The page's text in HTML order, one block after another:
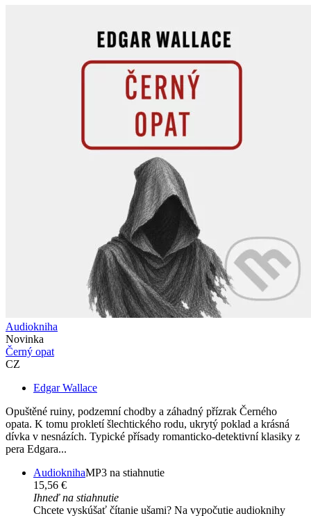
Audiokniha
Novinka
Černý opat
CZ
Edgar Wallace
Opuštěné ruiny, podzemní chodby a záhadný přízrak Černého
opata. K tomu prokletí šlechtického rodu, ukrytý poklad a krásná
dívka v nesnázích. Typické přísady romanticko-detektivní klasiky z
pera Edgara...
AudioknihaMP3 na stiahnutie
15,56 €
Ihneď na stiahnutie
Chcete vyskúšať čítanie ušami? Na vypočutie audioknihy